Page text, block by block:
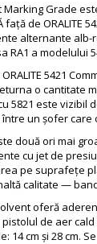
Marking Grade
față de
alternante
RA1 a modelului
5421
o cantitate
5821 este vizibil
un șofer care
două ori mai
cu jet de
pe suprafețe
calitate —
oferă
de aer
14 cm și 28 cm.